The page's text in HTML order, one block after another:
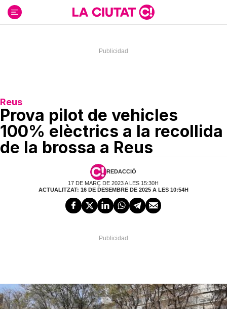
contenido
Reus
Prova pilot de vehicles
100% elèctrics a la recollida
de la brossa a Reus
REDACCIÓ
17 DE MARÇ DE 2023 A LES 15:30H
ACTUALITZAT: 16 DE DESEMBRE DE 2025 A LES 10:54H